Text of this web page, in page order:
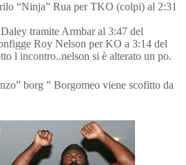
“Ninja” Rua per TKO (colpi) al 2:31
tramite Armbar al 3:47 del
Roy Nelson per KO a 3:14 del
l incontro..nelson si è alterato un po.
borg ” Borgomeo viene scofitto da